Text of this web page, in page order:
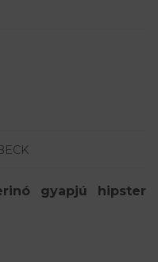
gyapjú hipster